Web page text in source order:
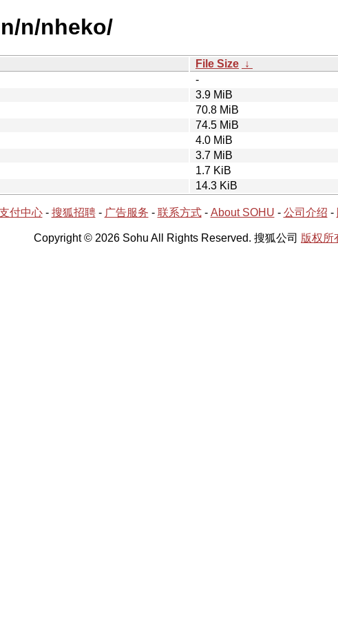
n/nheko/
File Size ↓
-
3.9 MiB
70.8 MiB
74.5 MiB
4.0 MiB
3.7 MiB
1.7 KiB
14.3 KiB
付中心- 搜狐招聘- 广告服务 - 联系方式- About SOHU - 公司介绍 -
Copyright © 2026 Sohu All Rights Reserved. 搜狐公司 版权所